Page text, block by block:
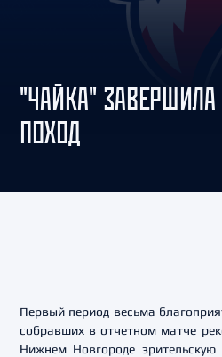
"ЧАЙКА"
ПОХОД
Первый период весьма
собравших в отчетном матче
Нижнем Новгороде